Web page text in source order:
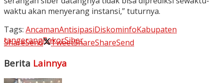
waktu akan menyerang instansi,” tuturnya.
Tags: AncamanAntisipasiDiskominfoKabupaten
tangerangRakorSiber
ShareSend TweetShareShareSend
Berita Lainnya